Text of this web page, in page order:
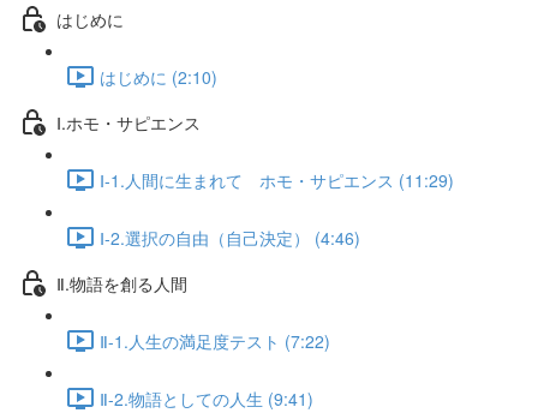
はじめに
はじめに (2:10)
Ⅰ.ホモ・サピエンス
Ⅰ-1.人間に生まれて ホモ・サピエンス (11:29)
Ⅰ-2.選択の自由（自己決定） (4:46)
Ⅱ.物語を創る人間
Ⅱ-1.人生の満足度テスト (7:22)
Ⅱ-2.物語としての人生 (9:41)